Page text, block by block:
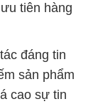
tiên hàng
đáng tin
sản phẩm
cao sự tin